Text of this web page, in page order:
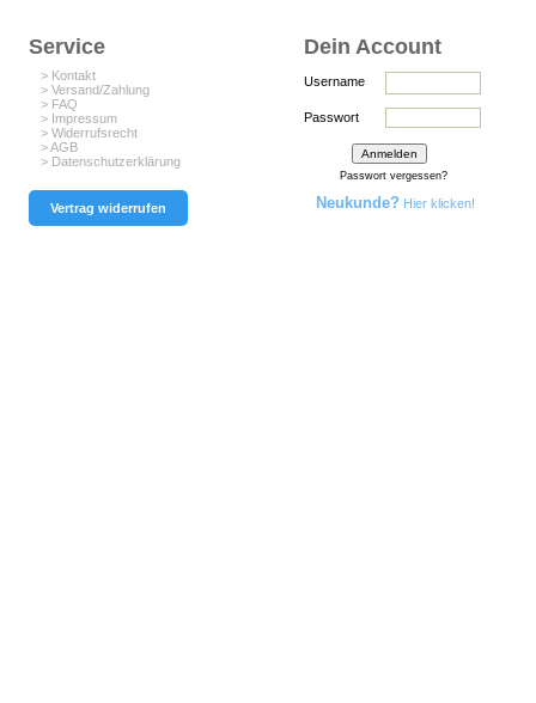
Service
> Kontakt
> Versand/Zahlung
> FAQ
> Impressum
> Widerrufsrecht
> AGB
> Datenschutzerklärung
Vertrag widerrufen
Dein Account
Username
Passwort
Passwort vergessen?
Neukunde? Hier klicken!